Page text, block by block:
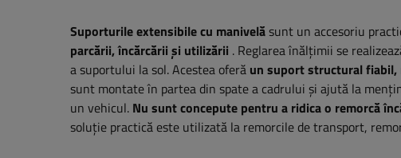
Suporturile extensibile cu manivelăsunt un accesoriu
parcării, încărcării și utilizării . Reglarea înălțimii se
a suportului la sol. Acestea oferă un suport structural fiabil,
sunt montate în partea din spate a cadrului și ajută la
un vehicul. Nu sunt concepute pentru a ridica o remorcă
soluție practică este utilizată la remorcile de transport,